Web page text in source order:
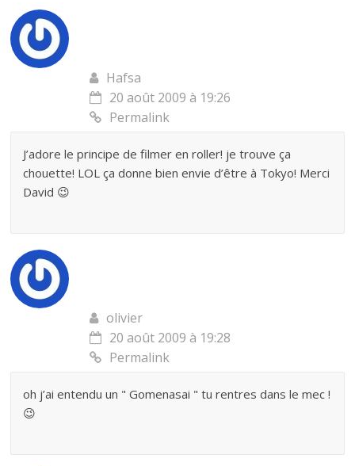
Hafsa
20 août 2009 à 19:26
Permalink
J’adore le principe de filmer en roller! je trouve ça
chouette! LOL ça donne bien envie d’être à Tokyo! Merci
David 😉
olivier
20 août 2009 à 19:28
Permalink
oh j’ai entendu un " Gomenasai " tu rentres dans le mec !
😉